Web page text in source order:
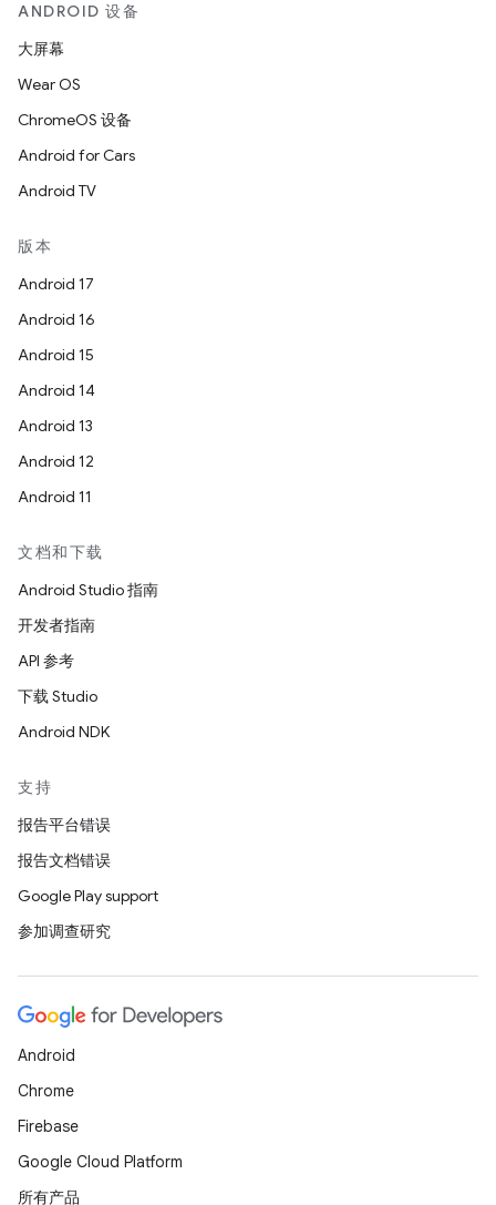
ANDROID 设备
大屏幕
Wear OS
ChromeOS 设备
Android for Cars
Android TV
版本
Android 17
Android 16
Android 15
Android 14
Android 13
Android 12
Android 11
文档和下载
Android Studio 指南
开发者指南
API 参考
下载 Studio
Android NDK
支持
报告平台错误
报告文档错误
Google Play support
参加调查研究
Android
Chrome
Firebase
Google Cloud Platform
所有产品